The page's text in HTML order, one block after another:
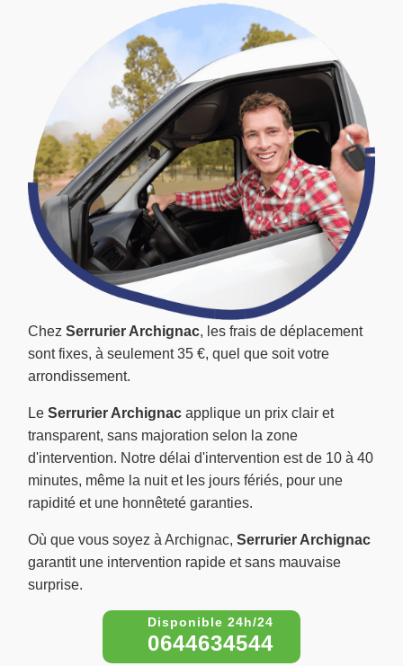
Chez Serrurier Archignac, les frais de déplacement
sont fixes, à seulement 35 €, quel que soit votre
arrondissement.
Le Serrurier Archignac applique un prix clair et
transparent, sans majoration selon la zone
d'intervention. Notre délai d'intervention est de 10 à 40
minutes, même la nuit et les jours fériés, pour une
rapidité et une honnêteté garanties.
Où que vous soyez à Archignac, Serrurier Archignac
garantit une intervention rapide et sans mauvaise
surprise.
0644634544